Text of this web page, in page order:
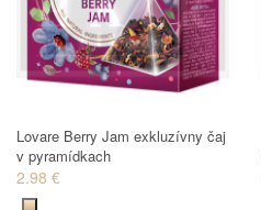
Lovare Berry Jam exkluzívny čaj
v pyramídkach
2.98 €